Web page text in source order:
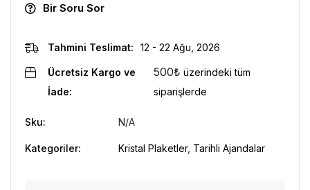
Bir Soru Sor
Tahmini Teslimat: 12 - 22 Ağu, 2026
Ücretsiz Kargo ve
İade:
500₺ üzerindeki tüm
siparişlerde
Sku: N/A
Kategoriler: Kristal Plaketler, Tarihli Ajandalar